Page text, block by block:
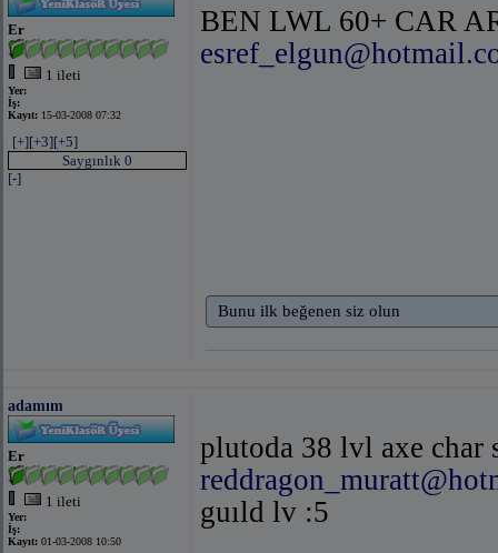
Er
1 ileti
Yer:
İş:
Kayıt: 15-03-2008 07:32
[+][+3][+5]
Saygınlık 0
[-]
BEN LWL 60+ CAR
Bunu ilk beğenen siz olun
adamım
Er
1 ileti
Yer:
İş:
Kayıt: 01-03-2008 10:50
plutoda 38 lvl axe char
guıld lv :5